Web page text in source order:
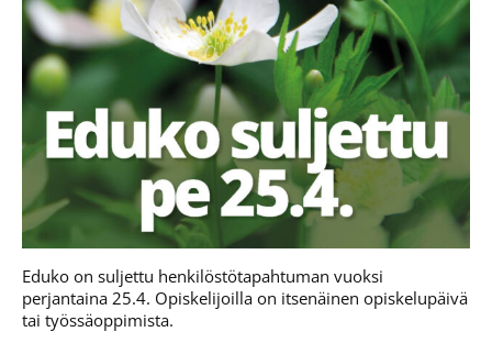
Eduko on suljettu henkilöstötapahtuman vuoksi
perjantaina 25.4. Opiskelijoilla on itsenäinen opiskelupäivä
tai työssäoppimista.